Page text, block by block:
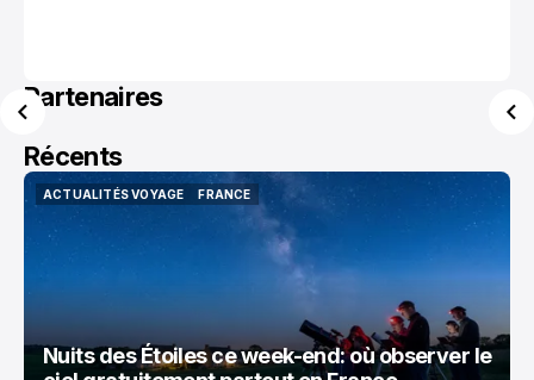
Partenaires
Récents
ACTUALITÉS VOYAGE
FRANCE
Nuits des Étoiles ce week-end: où observer le